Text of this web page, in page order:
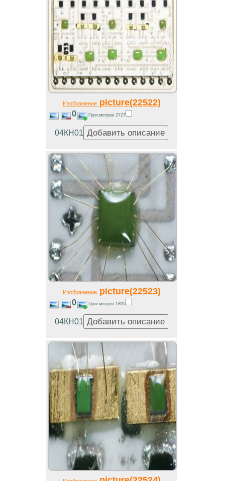
Изображениеpicture(22522)
0 Просмотров 2727
04КН01
Изображениеpicture(22523)
0 Просмотров 1895
04КН01